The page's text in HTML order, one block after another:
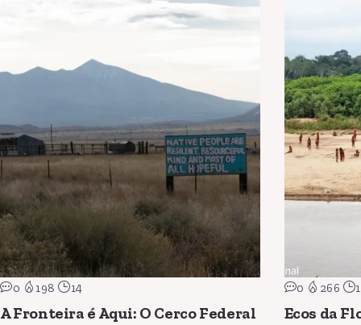
0 198 14
A Fronteira é Aqui: O Cerco Federal
0 266
Ecos da